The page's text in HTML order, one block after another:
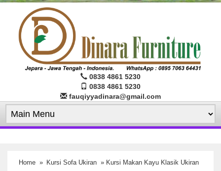
0838 4861 5230
0838 4861 5230
fauqiyyadinara@gmail.com
Home » Kursi Sofa Ukiran » Kursi Makan Kayu Klasik Ukiran